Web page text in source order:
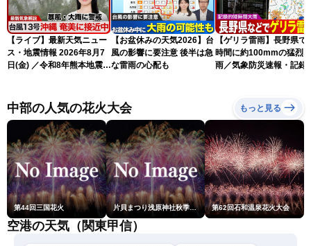
【ライブ】最新天気ニュー
ス・地震情報 2026年8月7
日(金) ／令和8年熊本地震情
ーン・駒木結衣／内藤邦
裕〉
【お盆休みの天気2026】台
風の影響に要注意 後半は急
な雷雨の心配も
【ゲリラ雷雨】長野県で1
時間に約100mmの猛烈な
雨／気象防災速報・記録
中部の人気の花火大会 もっと見る
第44回三国花火 片貝まつり浅原神社秋季例大祭奉納大煙火 第62回石和温泉花火大会
空港の天気（関東甲信）